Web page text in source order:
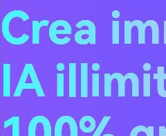
rumorose.
per
delle
Crea
IA